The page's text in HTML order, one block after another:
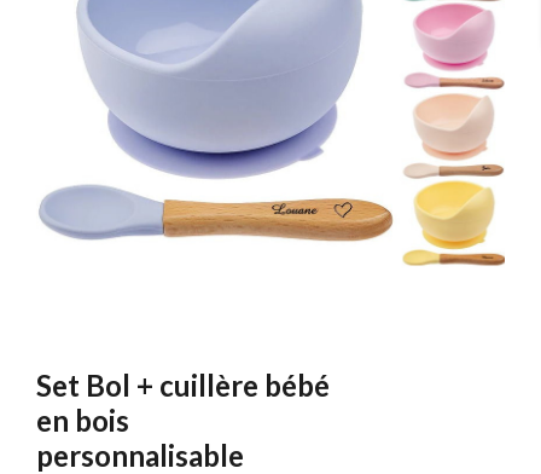
Set Bol + cuillère bébé
en bois
personnalisable